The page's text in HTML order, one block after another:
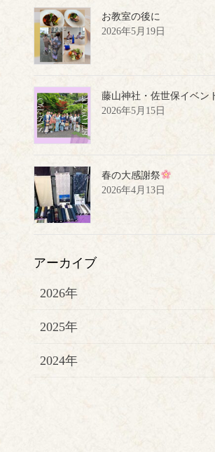
お教室の後に
2026年5月19日
藤山神社・佐世保イベン
2026年5月15日
春の大感謝祭
2026年4月13日
アーカイブ
2026年
2025年
2024年